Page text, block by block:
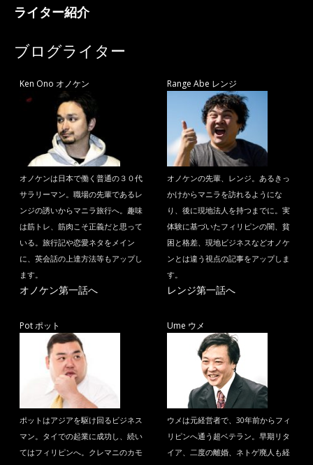
ライター紹介
ブログライター
Ken Ono オノケン
オノケンは日本で働く普通の３０代
サラリーマン。職場の先輩であるレ
ンジの誘いからマニラ旅行へ。趣味
は筋トレ、筋肉こそ正義だと思って
いる。旅行記や恋愛ネタをメイン
に、英会話の上達方法等もアップし
ます。
オノケン第一話へ
Range Abe レンジ
オノケンの先輩、レンジ。あるきっ
かけからマニラを訪れるようにな
り、後に現地法人を持つまでに。実
体験に基づいたフィリピンの闇、貧
困と格差、現地ビジネスなどオノケ
ンとは違う視点の記事をアップしま
す。
レンジ第一話へ
Pot ポット
ポットはアジアを駆け回るビジネス
マン。タイでの起業に成功し、続い
てはフィリピンへ。クレマニのカモ
Ume ウメ
ウメは元経営者で、30年前からフィ
リピンへ通う超ベテラン。早期リタ
イア、二度の離婚、ネトゲ廃人も経